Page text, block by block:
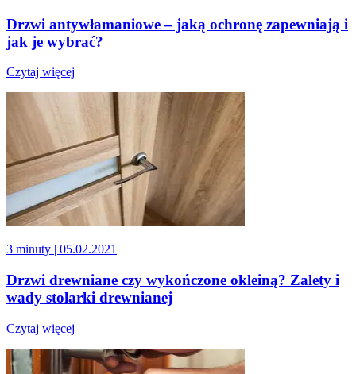
Drzwi antywłamaniowe – jaką ochronę zapewniają i
jak je wybrać?
Czytaj więcej
3 minuty | 05.02.2021
Drzwi drewniane czy wykończone okleiną? Zalety i
wady stolarki drewnianej
Czytaj więcej